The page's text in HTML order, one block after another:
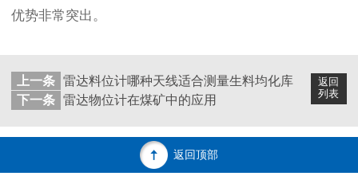
优势非常突出。
返回
列表
上一条 雷达料位计哪种天线适合测量生料均化库
下一条 雷达物位计在煤矿中的应用
返回顶部